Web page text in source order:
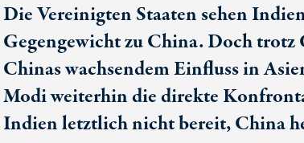
Die Vereinigten Staaten sehen
Gegengewicht zu China. Doch
Chinas wachsendem Einfluss in
Modi weiterhin die direkte
Indien letztlich nicht bereit, China